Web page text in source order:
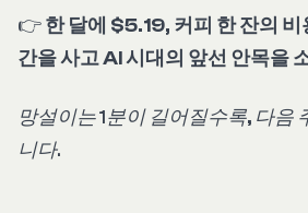
👉한 달에 $5.19, 커피 한 잔의 비
간을 사고 AI 시대의 앞선 안목을
망설이는 1분이 길어질수록, 다음
니다.